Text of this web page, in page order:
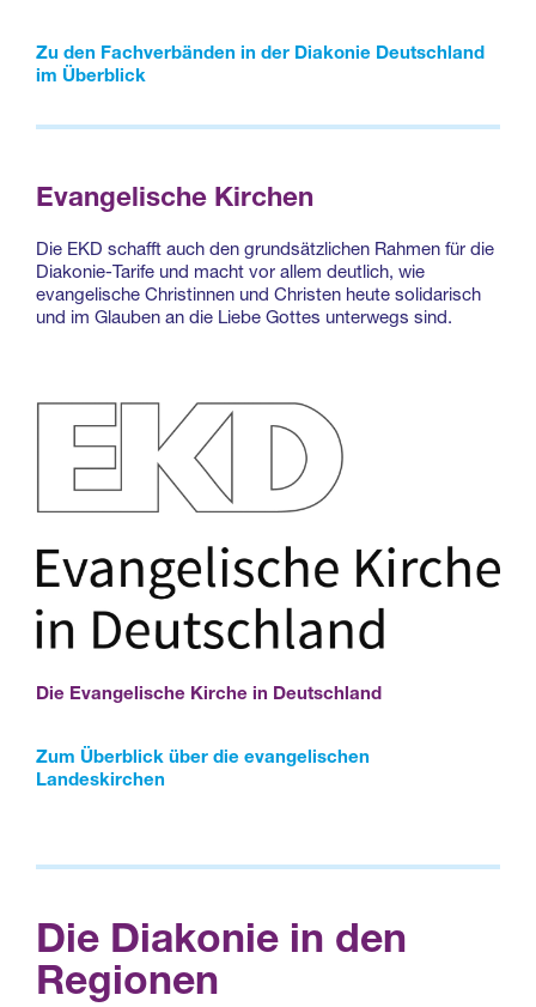
Zu den Fachverbänden in der Diakonie Deutschland
im Überblick
Evangelische Kirchen
Die EKD schafft auch den grundsätzlichen Rahmen für die
Diakonie-Tarife und macht vor allem deutlich, wie
evangelische Christinnen und Christen heute solidarisch
und im Glauben an die Liebe Gottes unterwegs sind.
Die Evangelische Kirche in Deutschland
Zum Überblick über die evangelischen
Landeskirchen
Die Diakonie in den
Regionen